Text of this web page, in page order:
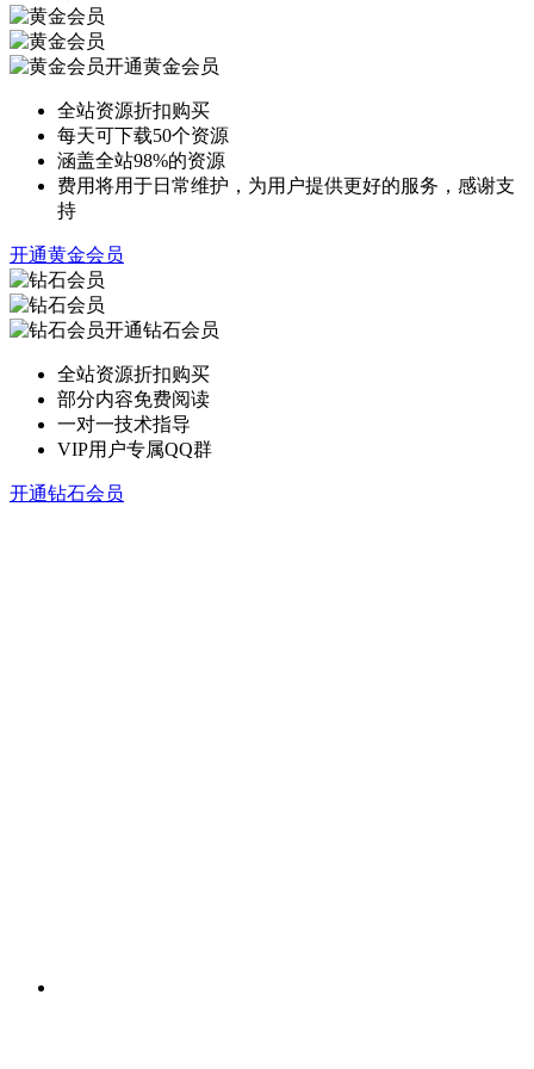
开通黄金会员
全站资源折扣购买
每天可下载50个资源
涵盖全站98%的资源
费用将用于日常维护，为用户提供更好的服务，感谢支
持
开通黄金会员
开通钻石会员
全站资源折扣购买
部分内容免费阅读
一对一技术指导
VIP用户专属QQ群
开通钻石会员